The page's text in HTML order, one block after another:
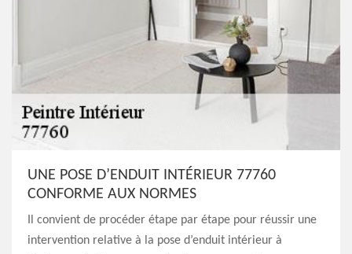
UNE POSE D’ENDUIT INTÉRIEUR 77760
CONFORME AUX NORMES
Il convient de procéder étape par étape pour réussir une
intervention relative à la pose d’enduit intérieur à